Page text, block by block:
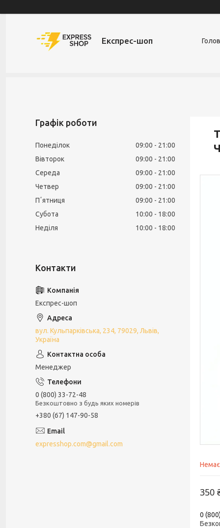
Експрес-шоп
Немає
350
0
Графік роботи
Понеділок 09:00
21:00
Вівторок
09:00
21:00
Середа
09:00
21:00
Четвер
09:00
21:00
Пʼятниця
09:00
21:00
Субота
10:00
18:00
Неділя
10:00 18:00
Експрес-шоп
вул. Кульпарківська, 234, 79029, Львів,
Україна
Менеджер
0 (800) 33-72-48
Безкоштовно з будь яких номерів
+380 (67) 147-90-58
expresshop.com@gmail.com